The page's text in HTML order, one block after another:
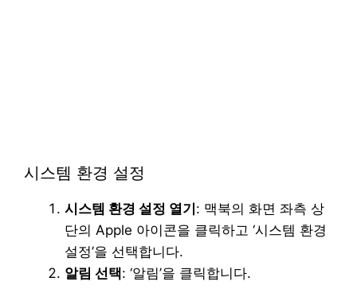
시스템 환경 설정
시스템 환경 설정 열기: 맥북의 화면 좌측 상
단의 Apple 아이콘을 클릭하고 ‘시스템 환경
설정’을 선택합니다.
알림 선택: ‘알림’을 클릭합니다.